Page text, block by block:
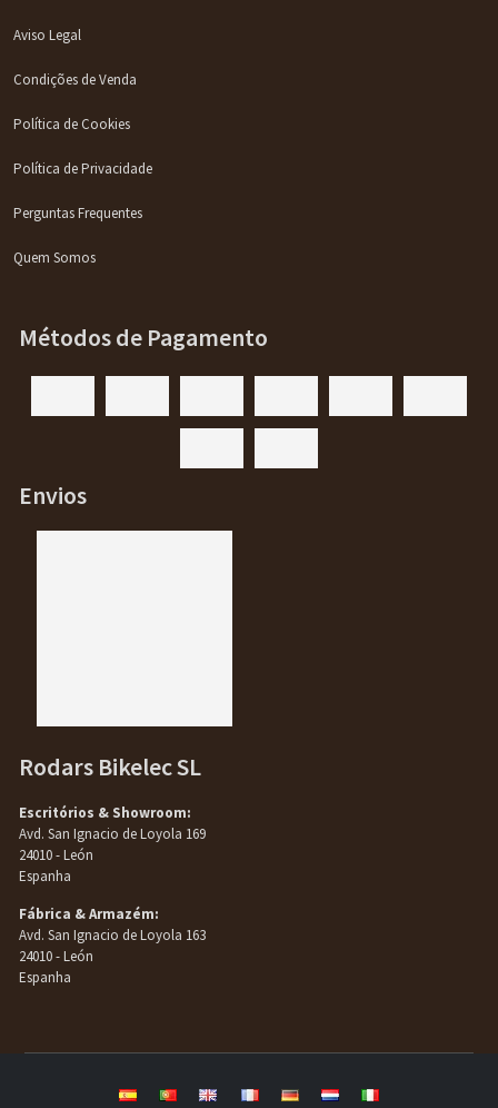
Aviso Legal
Condições de Venda
Política de Cookies
Política de Privacidade
Perguntas Frequentes
Quem Somos
Métodos de Pagamento
Envios
Rodars Bikelec SL
Escritórios & Showroom:
Avd. San Ignacio de Loyola 169
24010 - León
Espanha
Fábrica & Armazém:
Avd. San Ignacio de Loyola 163
24010 - León
Espanha